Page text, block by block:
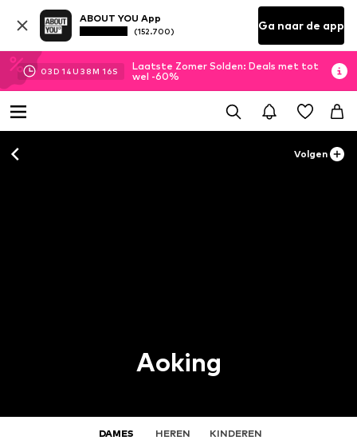
ABOUT YOU App
(152.700) Ga naar de app
03D 14U 38M 15S
Laatste Zomer Solden: Deals met tot
wel -60%
Volgen
Aoking
DAMES HEREN KINDEREN